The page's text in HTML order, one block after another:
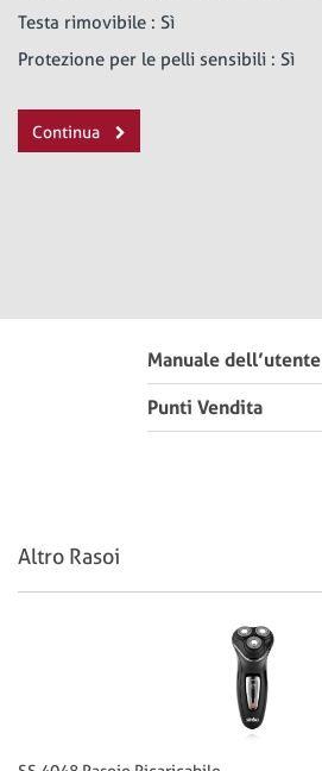
Testa rimovibile : Sì
Protezione per le pelli sensibili : Sì
Continua
Manuale dell’utente
Punti Vendita
Altro Rasoi